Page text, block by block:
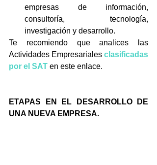
empresas de información,
consultoría, tecnología,
investigación y desarrollo.
Te recomiendo que analices las
Actividades Empresariales clasificadas
por el SAT en este enlace.
ETAPAS EN EL DESARROLLO DE
UNA NUEVA EMPRESA.